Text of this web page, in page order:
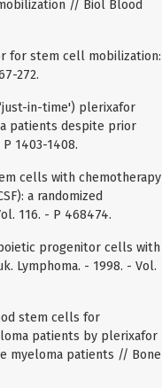
// Biol Blood
for stem cell mobilization:
272.
in-time') plerixafor
patients despite prior
1403-1408.
cells with chemotherapy
a randomized
116. - P 468474.
progenitor cells with
Lymphoma. - 1998. - Vol.
stem cells for
patients by plerixafor
myeloma patients // Bone